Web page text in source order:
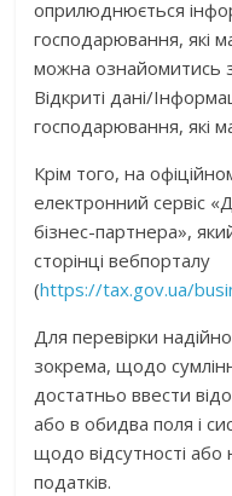
оприлюднюється
господарювання, які
можна ознайомитись
Відкриті дані/
господарювання, які
Крім того, на
електронний сервіс
бізнес-партнера»,
сторінці вебпорталу
(https://tax.gov.ua/
Для перевірки
зокрема, щодо
достатньо ввести
або в обидва поля і
щодо відсутності або
податків.